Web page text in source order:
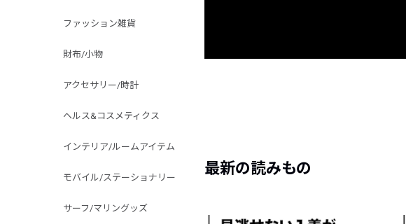
ファッション雑貨
財布/小物
アクセサリー/時計
ヘルス&コスメティクス
インテリア/ルームアイテム
モバイル/ステーショナリー
サーフ/マリングッズ
最新の読みもの